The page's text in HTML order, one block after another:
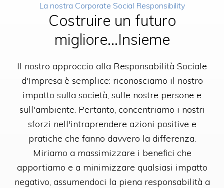
La nostra Corporate Social Responsibility
Costruire un futuro
migliore...Insieme
Il nostro approccio alla Responsabilità Sociale
d'Impresa è semplice: riconosciamo il nostro
impatto sulla società, sulle nostre persone e
sull'ambiente. Pertanto, concentriamo i nostri
sforzi nell'intraprendere azioni positive e
pratiche che fanno davvero la differenza.
Miriamo a massimizzare i benefici che
apportiamo e a minimizzare qualsiasi impatto
negativo, assumendoci la piena responsabilità a